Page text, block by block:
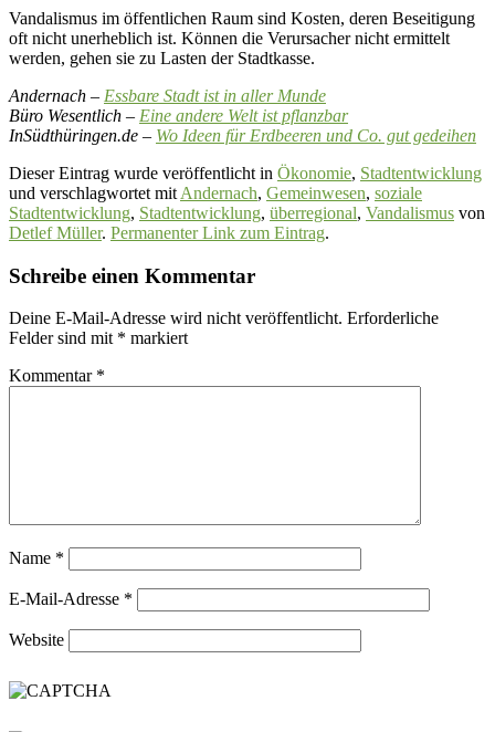
Vandalismus im öffentlichen Raum sind Kosten, deren Beseitigung
oft nicht unerheblich ist. Können die Verursacher nicht ermittelt
werden, gehen sie zu Lasten der Stadtkasse.
Andernach – Essbare Stadt ist in aller Munde
Büro Wesentlich – Eine andere Welt ist pflanzbar
InSüdthüringen.de – Wo Ideen für Erdbeeren und Co. gut gedeihen
Dieser Eintrag wurde veröffentlicht in Ökonomie, Stadtentwicklung
und verschlagwortet mit Andernach, Gemeinwesen, soziale
Stadtentwicklung, Stadtentwicklung, überregional, Vandalismus von
Detlef Müller. Permanenter Link zum Eintrag.
Schreibe einen Kommentar
Deine E-Mail-Adresse wird nicht veröffentlicht. Erforderliche
Felder sind mit * markiert
Kommentar *
Name *
E-Mail-Adresse *
Website